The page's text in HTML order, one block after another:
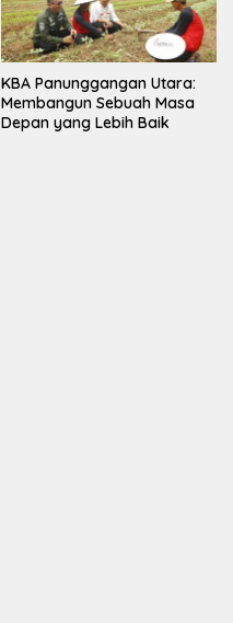
KBA Panunggangan Utara:
Membangun Sebuah Masa
Depan yang Lebih Baik